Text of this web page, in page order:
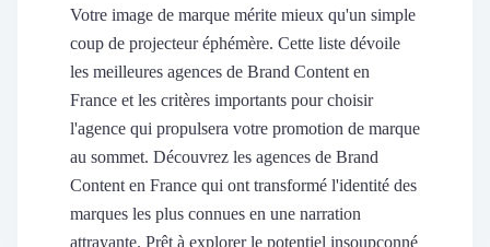
Révéler le réseau
Vitrine & média
Suivi du ROI
Voir tous nos avis clients
Votre image de marque mérite mieux qu'un simple
coup de projecteur éphémère. Cette liste dévoile
les meilleures agences de Brand Content en
France et les critères importants pour choisir
l'agence qui propulsera votre promotion de marque
au sommet. Découvrez les agences de Brand
Content en France qui ont transformé l'identité des
marques les plus connues en une narration
attrayante. Prêt à explorer le potentiel insoupçonné